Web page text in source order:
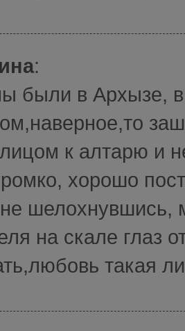
:
были в Архызе,
к алтарю и
хорошо
шелохнувшись,
на скале глаз
такая